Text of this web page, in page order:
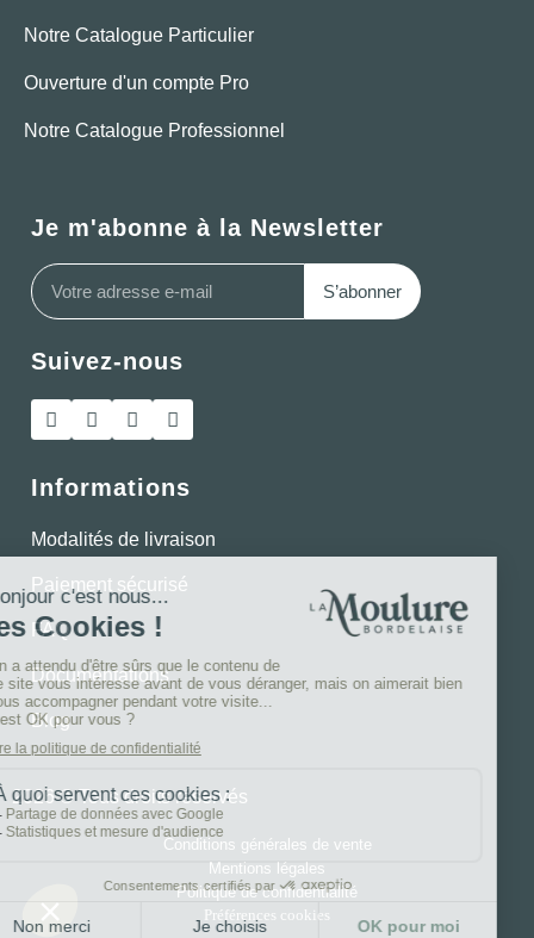
Notre Catalogue Particulier
Ouverture d'un compte Pro
Notre Catalogue Professionnel
Je m'abonne à la Newsletter
S’abonner
Suivez-nous
Informations
Modalités de livraison
Paiement sécurisé
FAQ
Documentations
Blog
2026 © Tous droits réservés
Conditions générales de vente
Mentions légales
Politique de confidentialité
Préférences cookies